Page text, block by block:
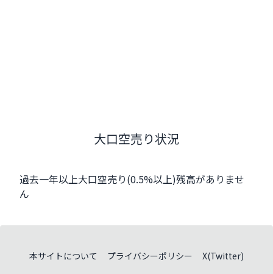
大口空売り状況
過去一年以上大口空売り(0.5%以上)残高がありませ
ん
本サイトについて プライバシーポリシー X(Twitter)